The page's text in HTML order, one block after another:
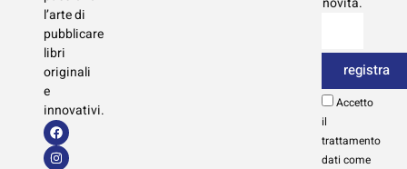
l’arte di
pubblicare
libri
originali
e
innovativi.
Accetto
il
trattamento
dati come
registra